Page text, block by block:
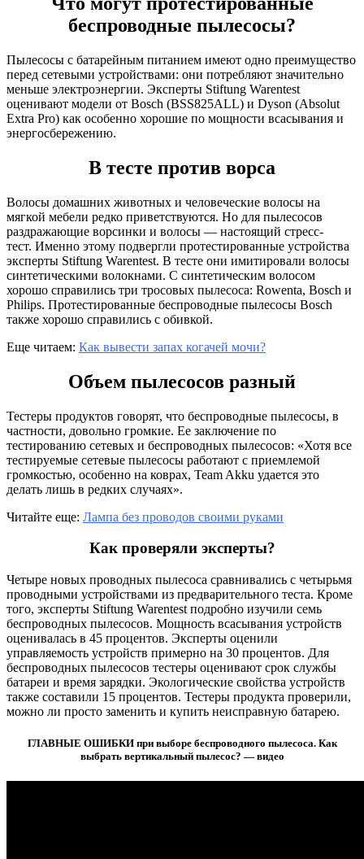
беспроводные пылесосы?
Пылесосы с батарейным питанием имеют одно преимущество
перед сетевыми устройствами: они потребляют значительно
меньше электроэнергии. Эксперты Stiftung Warentest
оценивают модели от Bosch (BSS825ALL) и Dyson (Absolut
Extra Pro) как особенно хорошие по мощности всасывания и
энергосбережению.
В тесте против ворса
Волосы домашних животных и человеческие волосы на
мягкой мебели редко приветствуются. Но для пылесосов
раздражающие ворсинки и волосы — настоящий стресс-
тест. Именно этому подвергли протестированные устройства
эксперты Stiftung Warentest. В тесте они имитировали волосы
синтетическими волокнами. С синтетическим волосом
хорошо справились три тросовых пылесоса: Rowenta, Bosch и
Philips. Протестированные беспроводные пылесосы Bosch
также хорошо справились с обивкой.
Еще читаем: Как вывести запах когачей мочи?
Объем пылесосов разный
Тестеры продуктов говорят, что беспроводные пылесосы, в
частности, довольно громкие. Ее заключение по
тестированию сетевых и беспроводных пылесосов: «Хотя все
тестируемые сетевые пылесосы работают с приемлемой
громкостью, особенно на коврах, Team Akku удается это
делать лишь в редких случаях».
Читайте еще: Лампа без проводов своими руками
Как проверяли эксперты?
Четыре новых проводных пылесоса сравнивались с четырьмя
проводными устройствами из предварительного теста. Кроме
того, эксперты Stiftung Warentest подробно изучили семь
беспроводных пылесосов. Мощность всасывания устройств
оценивалась в 45 процентов. Эксперты оценили
управляемость устройств примерно на 30 процентов. Для
беспроводных пылесосов тестеры оценивают срок службы
батареи и время зарядки. Экологические свойства устройств
также составили 15 процентов. Тестеры продукта проверили,
можно ли просто заменить и купить неисправную батарею.
ГЛАВНЫЕ ОШИБКИ при выборе беспроводного пылесоса. Как
выбрать вертикальный пылесос? — видео